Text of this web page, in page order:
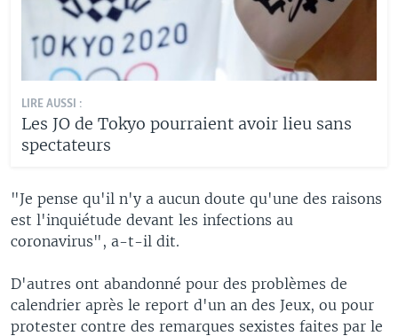
LIRE AUSSI :
Les JO de Tokyo pourraient avoir lieu sans
spectateurs
"Je pense qu'il n'y a aucun doute qu'une des raisons
est l'inquiétude devant les infections au
coronavirus", a-t-il dit.
D'autres ont abandonné pour des problèmes de
calendrier après le report d'un an des Jeux, ou pour
protester contre des remarques sexistes faites par le